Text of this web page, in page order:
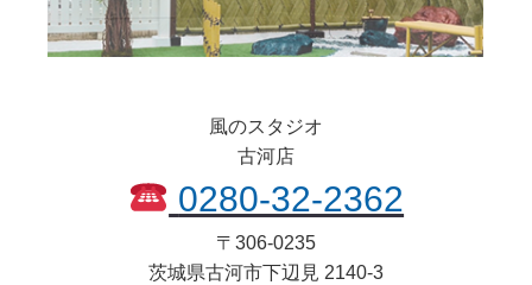
風のスタジオ
古河店
0280-32-2362
〒 306-0235
茨城県古河市 下辺見 2140-3